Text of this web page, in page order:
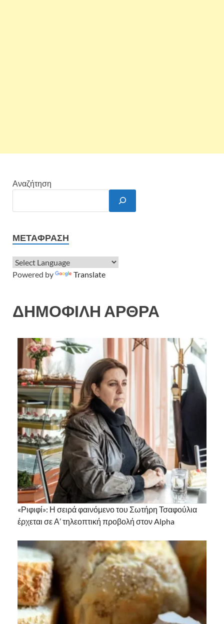
Αναζήτηση
ΜΕΤΆΦΡΑΣΗ
Powered by Translate
ΔΗΜΟΦΙΛΗ ΑΡΘΡΑ
«Ριφιφί»: Η σειρά φαινόμενο του Σωτήρη Τσαφούλια
έρχεται σε Α’ τηλεοπτική προβολή στον Alpha